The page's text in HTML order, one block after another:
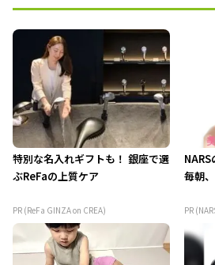
特別な名入れギフトも！ 銀座で選
ぶReFaの上質ケア
PR (ReFa GINZA on CREA)
毎朝
PR